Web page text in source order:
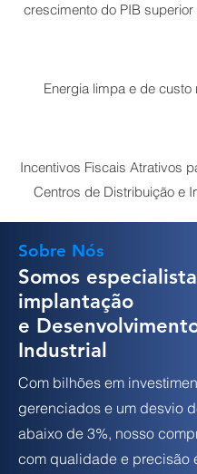
crescimento do PIB superior
Energia limpa e de custo
Incentivos Fiscais Atrativos
Centros de Distribuição e
Sobre Nós
Somos
implantação
e
Industrial
Com bilhões em
gerenciados e um desvio
abaixo de 3%, nosso
com qualidade e precisão